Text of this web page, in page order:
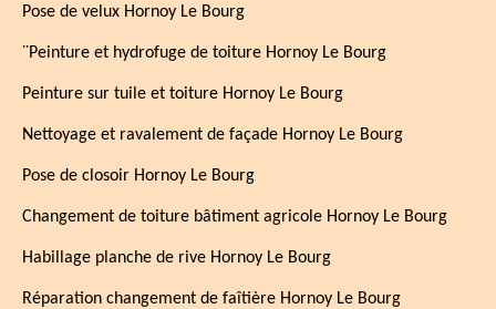
Pose de velux Hornoy Le Bourg
¨Peinture et hydrofuge de toiture Hornoy Le Bourg
Peinture sur tuile et toiture Hornoy Le Bourg
Nettoyage et ravalement de façade Hornoy Le Bourg
Pose de closoir Hornoy Le Bourg
Changement de toiture bâtiment agricole Hornoy Le Bourg
Habillage planche de rive Hornoy Le Bourg
Réparation changement de faîtière Hornoy Le Bourg